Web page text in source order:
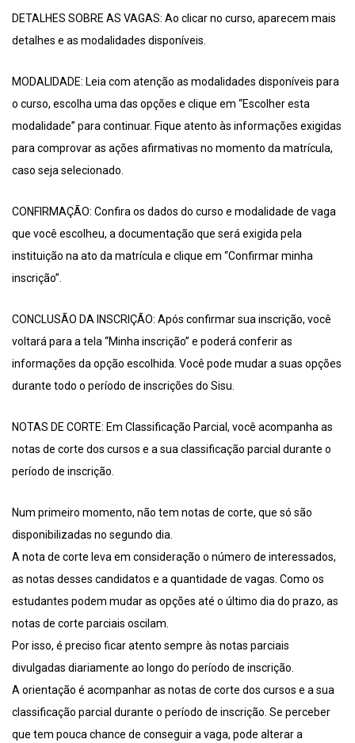
DETALHES SOBRE AS VAGAS: Ao clicar no curso, aparecem mais
detalhes e as modalidades disponíveis.
MODALIDADE: Leia com atenção as modalidades disponíveis para
o curso, escolha uma das opções e clique em “Escolher esta
modalidade” para continuar. Fique atento às informações exigidas
para comprovar as ações afirmativas no momento da matrícula,
caso seja selecionado.
CONFIRMAÇÃO: Confira os dados do curso e modalidade de vaga
que você escolheu, a documentação que será exigida pela
instituição na ato da matrícula e clique em “Confirmar minha
inscrição”.
CONCLUSÃO DA INSCRIÇÃO: Após confirmar sua inscrição, você
voltará para a tela “Minha inscrição” e poderá conferir as
informações da opção escolhida. Você pode mudar a suas opções
durante todo o período de inscrições do Sisu.
NOTAS DE CORTE: Em Classificação Parcial, você acompanha as
notas de corte dos cursos e a sua classificação parcial durante o
período de inscrição.
Num primeiro momento, não tem notas de corte, que só são
disponibilizadas no segundo dia.
A nota de corte leva em consideração o número de interessados,
as notas desses candidatos e a quantidade de vagas. Como os
estudantes podem mudar as opções até o último dia do prazo, as
notas de corte parciais oscilam.
Por isso, é preciso ficar atento sempre às notas parciais
divulgadas diariamente ao longo do período de inscrição.
A orientação é acompanhar as notas de corte dos cursos e a sua
classificação parcial durante o período de inscrição. Se perceber
que tem pouca chance de conseguir a vaga, pode alterar a